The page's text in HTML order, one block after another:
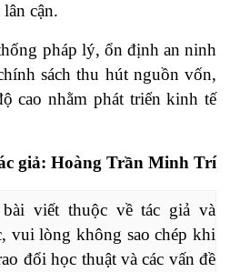
cận.
pháp lý, ổn định an ninh
sách thu hút nguồn vốn,
cao nhằm phát triển kinh tế
giả: Hoàng Trần Minh Trí
viết thuộc về tác giả và
vui lòng không sao chép khi
đổi học thuật và các vấn đề